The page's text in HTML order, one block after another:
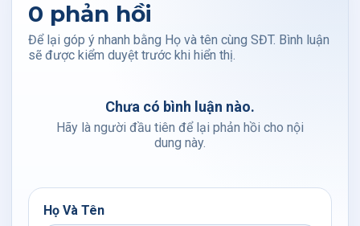
0 phản hồi
Để lại góp ý nhanh bằng Họ và tên cùng SĐT. Bình luận
sẽ được kiểm duyệt trước khi hiển thị.
Chưa có bình luận nào.
Hãy là người đầu tiên để lại phản hồi cho nội
dung này.
Họ Và Tên